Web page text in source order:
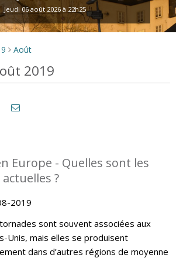
Jeudi 06 août 2026 à 22h25
> Août
2019
Europe - Quelles sont les
?
2019
sont souvent associées aux
Unis, mais elles se produisent
dans d’autres régions de moyenne